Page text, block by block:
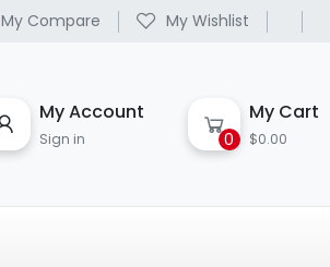
My Compare My Wishlist
My Account
Sign in 0
My Cart
$0.00